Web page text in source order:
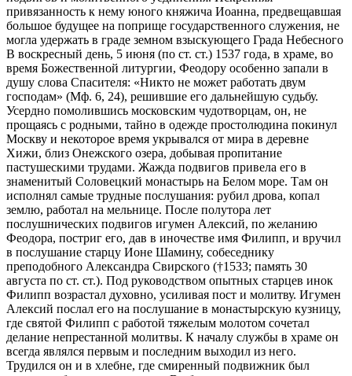
привязанность к нему юного княжича Иоанна, предвещавшая
большое будущее на поприще государственного служения, не
могла удержать в граде земном взыскующего Града Небесного
В воскресный день, 5 июня (по ст. ст.) 1537 года, в храме, во
время Божественной литургии, Феодору особенно запали в
душу слова Спасителя: «Никто не может работать двум
господам» (Мф. 6, 24), решившие его дальнейшую судьбу.
Усердно помолившись московским чудотворцам, он, не
прощаясь с родными, тайно в одежде простолюдина покинул
Москву и некоторое время укрывался от мира в деревне
Хижи, близ Онежского озера, добывая пропитание
пастушескими трудами. Жажда подвигов привела его в
знаменитый Соловецкий монастырь на Белом море. Там он
исполнял самые трудные послушания: рубил дрова, копал
землю, работал на мельнице. После полутора лет
послушнических подвигов игумен Алексий, по желанию
Феодора, постриг его, дав в иночестве имя Филипп, и вручил
в послушание старцу Ионе Шамину, собеседнику
преподобного Александра Свирского (†1533; память 30
августа по ст. ст.). Под руководством опытных старцев инок
Филипп возрастал духовно, усиливая пост и молитву. Игумен
Алексий послал его на послушание в монастырскую кузницу,
где святой Филипп с работой тяжелым молотом сочетал
делание непрестанной молитвы. К началу службы в храме он
всегда являлся первым и последним выходил из него.
Трудился он и в хлебне, где смиренный подвижник был